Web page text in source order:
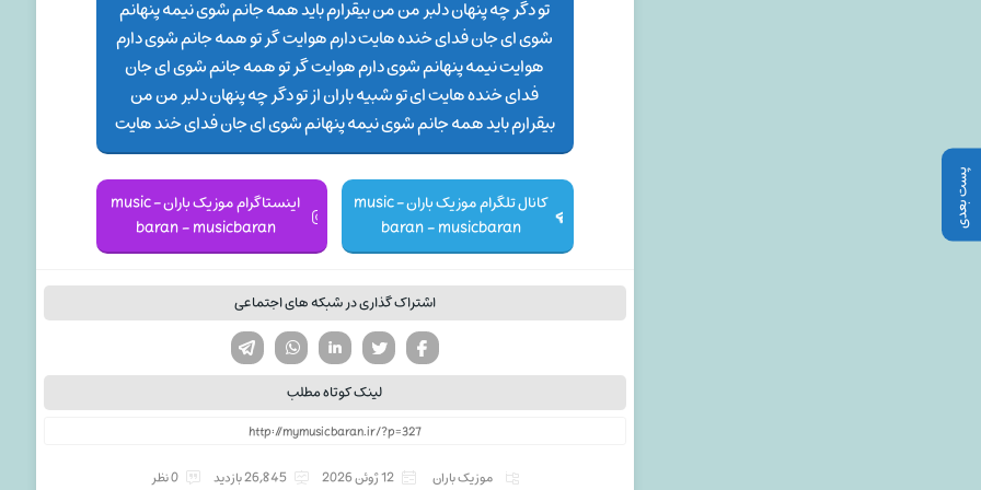
پست بعدی
تو دگر چه پنهان دلبر من من بیقرارم باید همه جانم شوی نیمه پنهانم
شوی ای جان فدای خنده هایت دارم هوایت گر تو همه جانم شوی دارم
هوایت نیمه پنهانم شوی دارم هوایت گر تو همه جانم شوی ای جان
فدای خنده هایت ای تو شبیه باران از تو دگر چه پنهان دلبر من من
بیقرارم باید همه جانم شوی نیمه پنهانم شوی ای جان فدای خند هایت
کانال تلگرام موزیک باران - music
baran - musicbaran
اینستاگرام موزیک باران - music
baran - musicbaran
اشتراک گذاری در شبکه های اجتماعی
لینکدین تویتر
فیسوک
لینک کوتاه مطلب
موزیک باران 12 ژوئن 2026 26,845 بازدید 0 نظر